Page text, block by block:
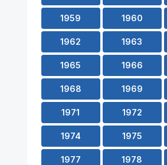
1959 1960
1962 1963
1965 1966
1968 1969
1971 1972
1974 1975
1977 1978